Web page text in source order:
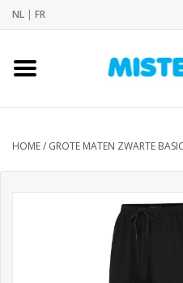
NL | FR
Home
Onze Winkel
HOME/ GROTE MATEN ZWARTE